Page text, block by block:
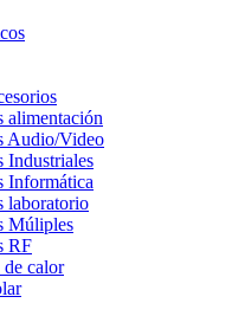
alimentación
Audio/Video
Industriales
Informática
laboratorio
Múliples
RF
calor